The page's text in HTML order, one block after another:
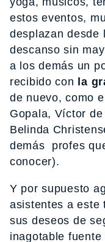
estos eventos,
desplazan desde
descanso sin
a los demás un
recibido con la
de nuevo, como
Gopala, Víctor
Belinda
demás profes
conocer).
Y por supuesto
asistentes a este
sus deseos de
inagotable